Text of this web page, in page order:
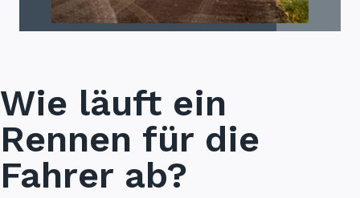
Wie läuft ein
Rennen für die
Fahrer ab?